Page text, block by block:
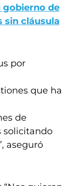
gobierno de
sin cláusula
por
que ha
de
solicitando
aseguró